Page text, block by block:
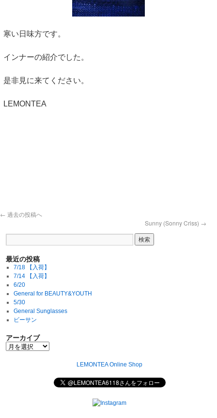
寒い日味方です。
インナーの紹介でした。
是非見に来てください。
LEMONTEA
← 過去の投稿へ
Sunny (Sonny Criss) →
最近の投稿
7/18 【入荷】
7/14 【入荷】
6/20
General for BEAUTY&YOUTH
5/30
General Sunglasses
ビーサン
アーカイブ
LEMONTEA Online Shop